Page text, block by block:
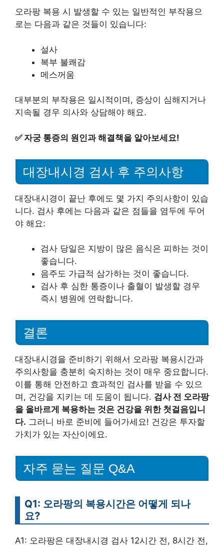
오라팡 복용 시 발생할 수 있는 일반적인 부작용으
로는 다음과 같은 것들이 있습니다:
설사
복부 불쾌감
메스꺼움
대부분의 부작용은 일시적이며, 증상이 심해지거나
지속될 경우 의사와 상담해야 해요.
✅ 자궁 통증의 원인과 해결책을 알아보세요!
대장내시경 검사 후 주의사항
대장내시경이 끝난 후에도 몇 가지 주의사항이 있습
니다. 검사 후에는 다음과 같은 점들을 염두에 두어
야 해요:
검사 당일은 지방이 많은 음식은 피하는 것이
좋습니다.
음주도 가급적 삼가하는 것이 좋습니다.
검사 후 심한 통증이나 출혈이 발생할 경우
즉시 병원에 연락합니다.
결론
대장내시경을 준비하기 위해서 오라팡 복용시간과
주의사항을 충분히 숙지하는 것이 매우 중요합니다.
이를 통해 안전하고 효과적인 검사를 받을 수 있으
며, 건강을 지키는 데 도움이 됩니다. 검사 전 오라팡
을 올바르게 복용하는 것은 건강을 위한 첫걸음입니
다. 그러니 바로 준비에 들어가세요! 건강은 투자할
가치가 있는 자산이에요.
자주 묻는 질문 Q&A
Q1: 오라팡의 복용시간은 어떻게 되나
요?
A1: 오라팡은 대장내시경 검사 12시간 전, 8시간 전,